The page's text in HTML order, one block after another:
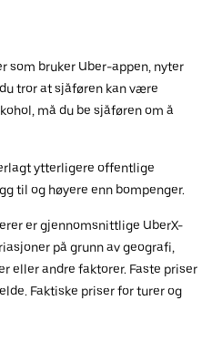
som bruker Uber-appen, nyter
tror at sjåføren kan være
må du be sjåføren om å
ytterligere offentlige
til og høyere enn bompenger.
er gjennomsnittlige UberX-
på grunn av geografi,
eller andre faktorer. Faste priser
Faktiske priser for turer og